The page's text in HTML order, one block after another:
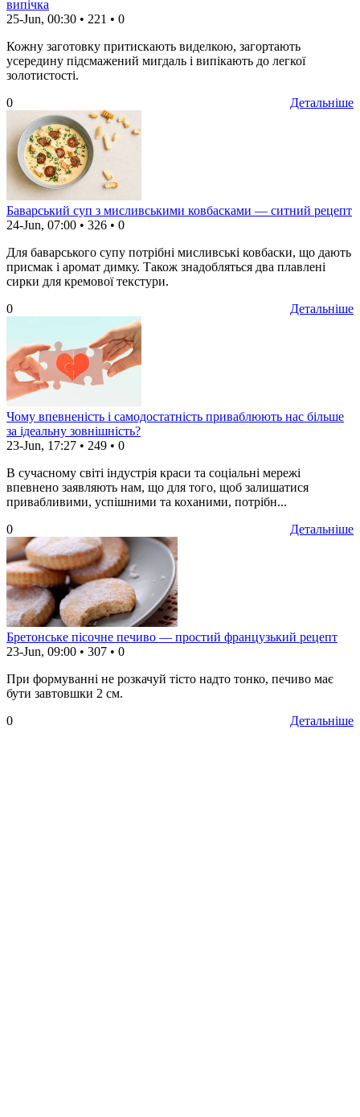
випічка
25-Jun, 00:30 • 221 • 0
Кожну заготовку притискають виделкою, загортають
усередину підсмажений мигдаль і випікають до легкої
золотистості.
Детальніше
0
Баварський суп з мисливськими ковбасками — ситний рецепт
24-Jun, 07:00 • 326 • 0
Для баварського супу потрібні мисливські ковбаски, що дають
присмак і аромат димку. Також знадобляться два плавлені
сирки для кремової текстури.
Детальніше
0
Чому впевненість і самодостатність приваблюють нас більше
за ідеальну зовнішність?
23-Jun, 17:27 • 249 • 0
В сучасному світі індустрія краси та соціальні мережі
впевнено заявляють нам, що для того, щоб залишатися
привабливими, успішними та коханими, потрібн...
Детальніше
0
Бретонське пісочне печиво — простий французький рецепт
23-Jun, 09:00 • 307 • 0
При формуванні не розкачуй тісто надто тонко, печиво має
бути завтовшки 2 см.
Детальніше
0